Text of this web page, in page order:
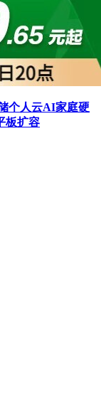
个人云AI家庭硬
板扩容